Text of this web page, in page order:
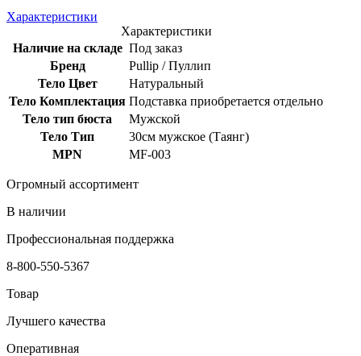
Характеристики
Характеристики
Наличие на складе Под заказ
Бренд
Pullip / Пуллип
Тело Цвет
Натуральный
Тело Комплектация Подставка приобретается отдельно
Тело тип бюста
Мужской
Тело Тип
30см мужское (Таянг)
MPN
MF-003
Огромный ассортимент
В наличии
Профессиональная поддержка
8-800-550-5367
Товар
Лучшего качества
Оперативная